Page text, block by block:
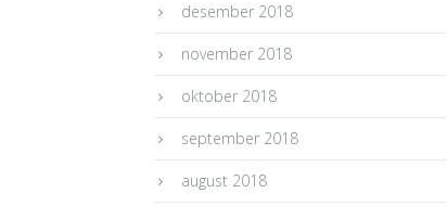
desember 2018
november 2018
oktober 2018
september 2018
august 2018